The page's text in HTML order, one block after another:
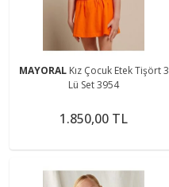
MAYORAL Kız Çocuk Etek Tişört 3
Lü Set 3954
1.850,00 TL